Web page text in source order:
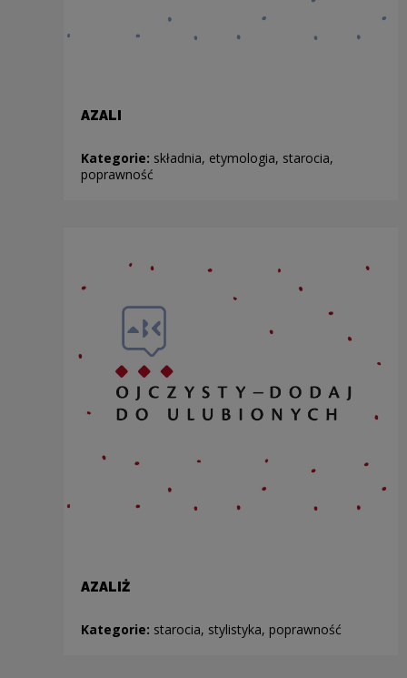
AZALI
Kategorie: składnia, etymologia, starocia,
poprawność
AZALIŻ
Kategorie: starocia, stylistyka, poprawność